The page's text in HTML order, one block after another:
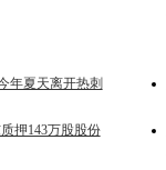
年夏天离开热刺
押143万股股份